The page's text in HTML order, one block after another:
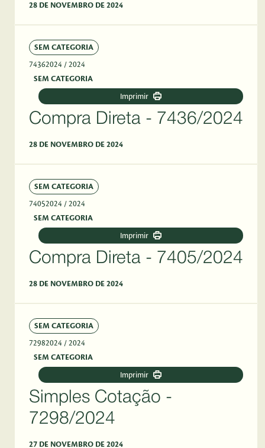
28 DE NOVEMBRO DE 2024
SEM CATEGORIA
74362024 / 2024
SEM CATEGORIA
Imprimir
Compra Direta - 7436/2024
28 DE NOVEMBRO DE 2024
SEM CATEGORIA
74052024 / 2024
SEM CATEGORIA
Imprimir
Compra Direta - 7405/2024
28 DE NOVEMBRO DE 2024
SEM CATEGORIA
72982024 / 2024
SEM CATEGORIA
Imprimir
Simples Cotação -
7298/2024
27 DE NOVEMBRO DE 2024